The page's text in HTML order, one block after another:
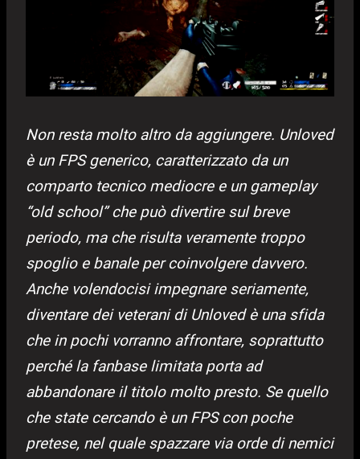
Non resta molto altro da aggiungere. Unloved
è un FPS generico, caratterizzato da un
comparto tecnico mediocre e un gameplay
“old school” che può divertire sul breve
periodo, ma che risulta veramente troppo
spoglio e banale per coinvolgere davvero.
Anche volendocisi impegnare seriamente,
diventare dei veterani di Unloved è una sfida
che in pochi vorranno affrontare, soprattutto
perché la fanbase limitata porta ad
abbandonare il titolo molto presto. Se quello
che state cercando è un FPS con poche
pretese, nel quale spazzare via orde di nemici